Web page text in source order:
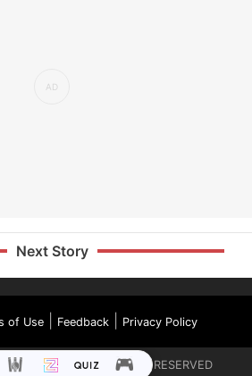
Next Story
of Use| Feedback| Privacy Policy
LIMITED. ALL RIGHTS RESERVED